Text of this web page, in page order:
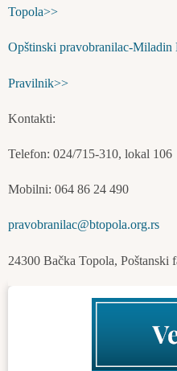
Topola>>
Opštinski pravobranilac-Miladin
Pravilnik>>
Kontakti:
Telefon: 024/715-310, lokal 106
Mobilni: 064 86 24 490
pravobranilac@btopola.org.rs
24300 Bačka Topola, Poštanski